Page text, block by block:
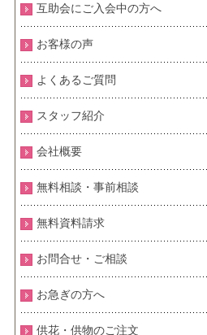
互助会にご入会中の方へ
お客様の声
よくあるご質問
スタッフ紹介
会社概要
無料相談・事前相談
無料資料請求
お問合せ・ご相談
お急ぎの方へ
供花・供物のご注文